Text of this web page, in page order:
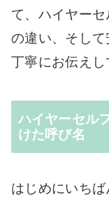
て、ハイヤー
の違い、そして
丁寧にお伝えし
ハイヤーセル
けた呼び名
はじめにいちば